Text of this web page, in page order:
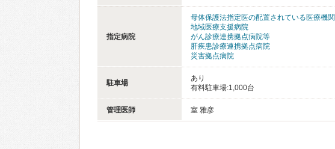
指定病院
母体保護法指定医の配置されている医療機関
地域医療支援病院
がん診療連携拠点病院等
肝疾患診療連携拠点病院
災害拠点病院
駐車場
あり
有料駐車場:1,000台
管理医師 室 雅彦